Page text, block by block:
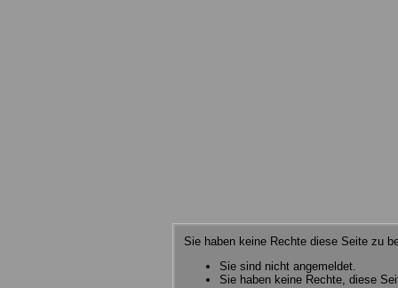
Sie haben keine Rechte diese Seite zu
Sie sind nicht angemeldet.
Sie haben keine Rechte, diese